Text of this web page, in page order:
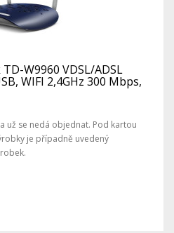
W9960 VDSL/ADSL
WIFI 2,4GHz 300 Mbps,
už se nedá objednat. Pod kartou
je případně uvedený